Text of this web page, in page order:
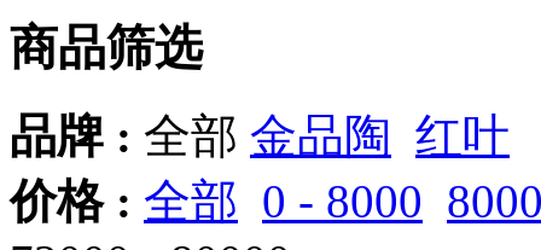
商品筛选
品牌 : 全部 金品陶 红叶
价格 : 全部 0 - 8000